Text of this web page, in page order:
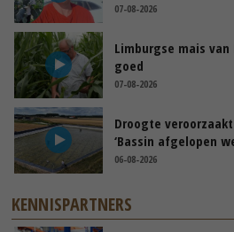
07-08-2026
Limburgse mais
goed
07-08-2026
Droogte
‘Bassin afgelopen
06-08-2026
KENNISPARTNERS